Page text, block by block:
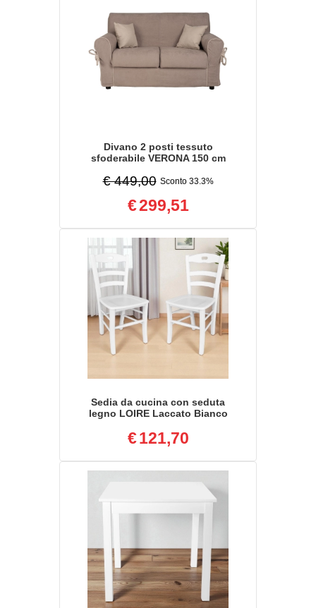
Divano 2 posti tessuto
sfoderabile VERONA 150 cm
€ 449,00 Sconto 33.3%
€299,51
Sedia da cucina con seduta
legno LOIRE Laccato Bianco
€121,70